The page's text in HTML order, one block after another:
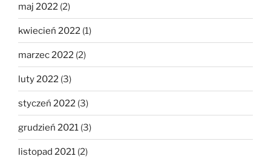
maj 2022 (2)
kwiecień 2022 (1)
marzec 2022 (2)
luty 2022 (3)
styczeń 2022 (3)
grudzień 2021 (3)
listopad 2021 (2)